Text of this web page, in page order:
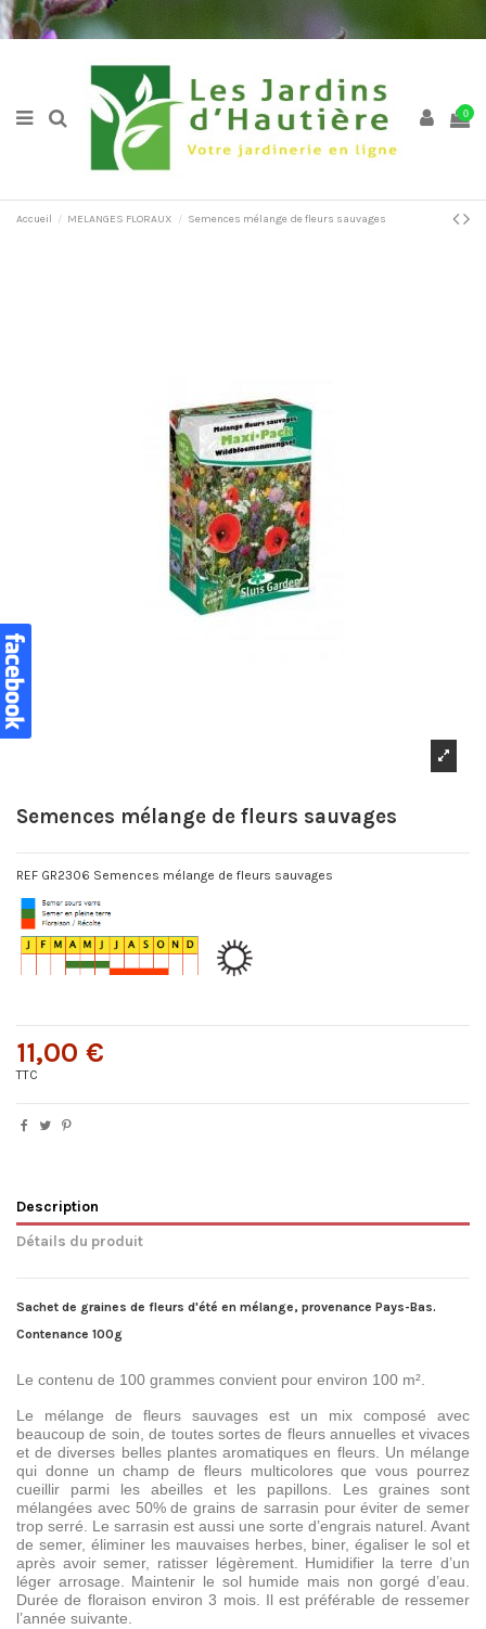
0
Accueil MELANGES FLORAUX Semences mélange de fleurs sauvages
Semences mélange de fleurs sauvages
REF GR2306 Semences mélange de fleurs sauvages
11,00 €
TTC
Description
Détails du produit
Sachet de graines de fleurs d'été en mélange, provenance Pays-Bas.
Contenance 100g
Le contenu de 100 grammes convient pour environ 100 m².
Le mélange de fleurs sauvages est un mix composé avec
beaucoup de soin, de toutes sortes de fleurs annuelles et vivaces
et de diverses belles plantes aromatiques en fleurs. Un mélange
qui donne un champ de fleurs multicolores que vous pourrez
cueillir parmi les abeilles et les papillons. Les graines sont
mélangées avec 50% de grains de sarrasin pour éviter de semer
trop serré. Le sarrasin est aussi une sorte d’engrais naturel. Avant
de semer, éliminer les mauvaises herbes, biner, égaliser le sol et
après avoir semer, ratisser légèrement. Humidifier la terre d’un
léger arrosage. Maintenir le sol humide mais non gorgé d’eau.
Durée de floraison environ 3 mois. Il est préférable de ressemer
l’année suivante.